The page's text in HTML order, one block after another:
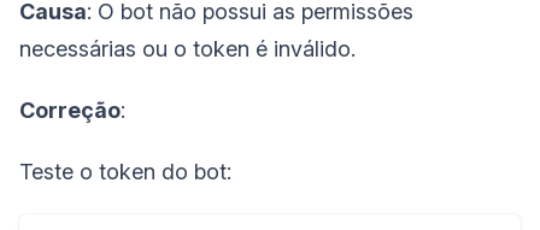
Causa: O bot não possui as permissões
necessárias ou o token é inválido.
Correção:
Teste o token do bot: